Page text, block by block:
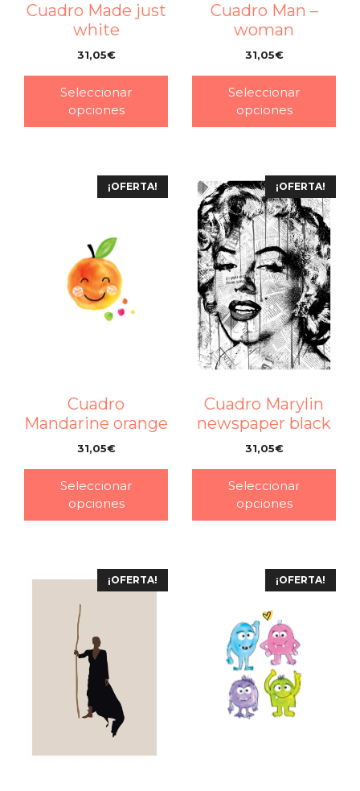
Cuadro Made just
white
31,05€
Seleccionar
opciones
Cuadro Man –
woman
31,05€
Seleccionar
opciones
¡OFERTA!
Cuadro
Mandarine orange
31,05€
Seleccionar
opciones
¡OFERTA!
Cuadro Marylin
newspaper black
31,05€
Seleccionar
opciones
¡OFERTA! ¡OFERTA!